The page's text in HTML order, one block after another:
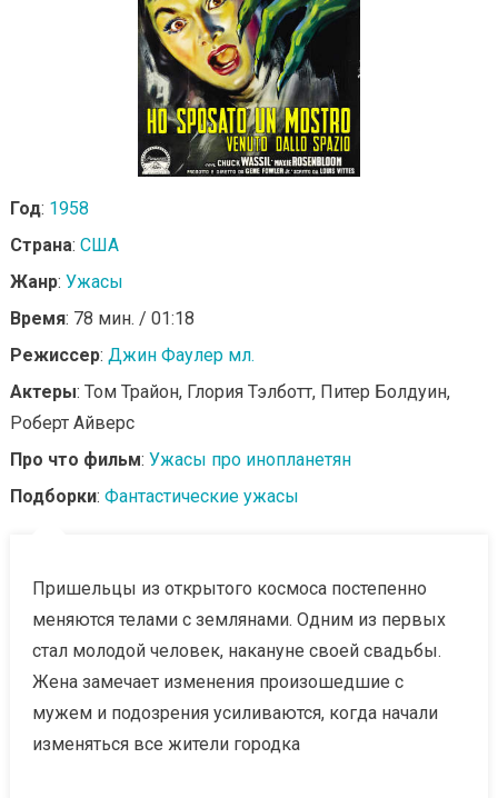
Год: 1958
Страна: США
Жанр: Ужасы
Время: 78 мин. / 01:18
Режиссер: Джин Фаулер мл.
Актеры: Том Трайон, Глория Тэлботт, Питер Болдуин,
Роберт Айверс
Про что фильм: Ужасы про инопланетян
Подборки: Фантастические ужасы
Пришельцы из открытого космоса постепенно
меняются телами с землянами. Одним из первых
стал молодой человек, накануне своей свадьбы.
Жена замечает изменения произошедшие с
мужем и подозрения усиливаются, когда начали
изменяться все жители городка